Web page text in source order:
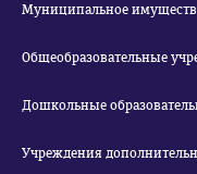
Муниципальное
Общеобразовательные
Дошкольные
Учреждения